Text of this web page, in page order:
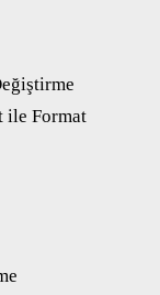
ile Format